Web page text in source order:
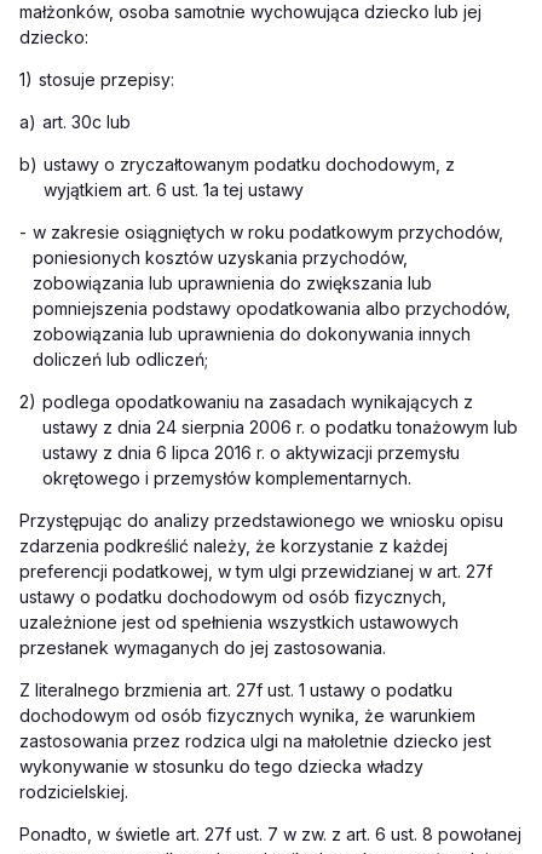
małżonków, osoba samotnie wychowująca dziecko lub jej
dziecko:
1) stosuje przepisy:
a) art. 30c lub
b) ustawy o zryczałtowanym podatku dochodowym, z
wyjątkiem art. 6 ust. 1a tej ustawy
- w zakresie osiągniętych w roku podatkowym przychodów,
poniesionych kosztów uzyskania przychodów,
zobowiązania lub uprawnienia do zwiększania lub
pomniejszenia podstawy opodatkowania albo przychodów,
zobowiązania lub uprawnienia do dokonywania innych
doliczeń lub odliczeń;
2) podlega opodatkowaniu na zasadach wynikających z
ustawy z dnia 24 sierpnia 2006 r. o podatku tonażowym lub
ustawy z dnia 6 lipca 2016 r. o aktywizacji przemysłu
okrętowego i przemysłów komplementarnych.
Przystępując do analizy przedstawionego we wniosku opisu
zdarzenia podkreślić należy, że korzystanie z każdej
preferencji podatkowej, w tym ulgi przewidzianej w art. 27f
ustawy o podatku dochodowym od osób fizycznych,
uzależnione jest od spełnienia wszystkich ustawowych
przesłanek wymaganych do jej zastosowania.
Z literalnego brzmienia art. 27f ust. 1 ustawy o podatku
dochodowym od osób fizycznych wynika, że warunkiem
zastosowania przez rodzica ulgi na małoletnie dziecko jest
wykonywanie w stosunku do tego dziecka władzy
rodzicielskiej.
Ponadto, w świetle art. 27f ust. 7 w zw. z art. 6 ust. 8 powołanej